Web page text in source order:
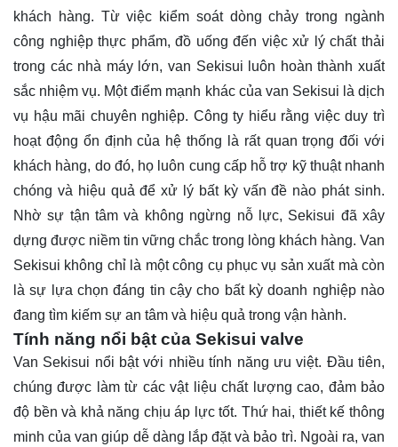
khách hàng. Từ việc kiểm soát dòng chảy trong ngành
công nghiệp thực phẩm, đồ uống đến việc xử lý chất thải
trong các nhà máy lớn, van Sekisui luôn hoàn thành xuất
sắc nhiệm vụ. Một điểm mạnh khác của van Sekisui là dịch
vụ hậu mãi chuyên nghiệp. Công ty hiểu rằng việc duy trì
hoạt động ổn định của hệ thống là rất quan trọng đối với
khách hàng, do đó, họ luôn cung cấp hỗ trợ kỹ thuật nhanh
chóng và hiệu quả để xử lý bất kỳ vấn đề nào phát sinh.
Nhờ sự tận tâm và không ngừng nỗ lực, Sekisui đã xây
dựng được niềm tin vững chắc trong lòng khách hàng. Van
Sekisui không chỉ là một công cụ phục vụ sản xuất mà còn
là sự lựa chọn đáng tin cậy cho bất kỳ doanh nghiệp nào
đang tìm kiếm sự an tâm và hiệu quả trong vận hành.
Tính năng nổi bật của Sekisui valve
Van Sekisui nổi bật với nhiều tính năng ưu việt. Đầu tiên,
chúng được làm từ các vật liệu chất lượng cao, đảm bảo
độ bền và khả năng chịu áp lực tốt. Thứ hai, thiết kế thông
minh của van giúp dễ dàng lắp đặt và bảo trì. Ngoài ra, van